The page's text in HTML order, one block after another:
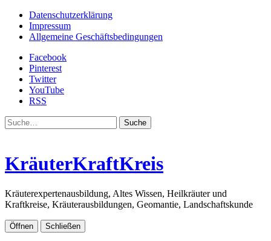
Datenschutzerklärung
Impressum
Allgemeine Geschäftsbedingungen
Facebook
Pinterest
Twitter
YouTube
RSS
Suche
KräuterKraftKreis
Kräuterexpertenausbildung, Altes Wissen, Heilkräuter und
Kraftkreise, Kräuterausbildungen, Geomantie, Landschaftskunde
Öffnen Schließen